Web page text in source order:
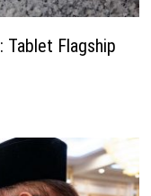
Tablet Flagship